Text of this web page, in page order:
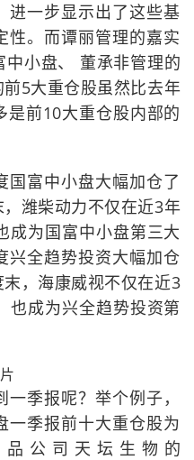
进一步显示出了这些基
性。而谭丽管理的嘉实
小盘、 董承非管理的
5大重仓股虽然比去年
是前10大重仓股内部的
国富中小盘大幅加仓了
潍柴动力不仅在近3年
成为国富中小盘第三大
兴全趋势投资大幅加仓
，海康威视不仅在近3
也成为兴全趋势投资第
季报呢？举个例子，
一季报前十大重仓股为
公司天坛生物的